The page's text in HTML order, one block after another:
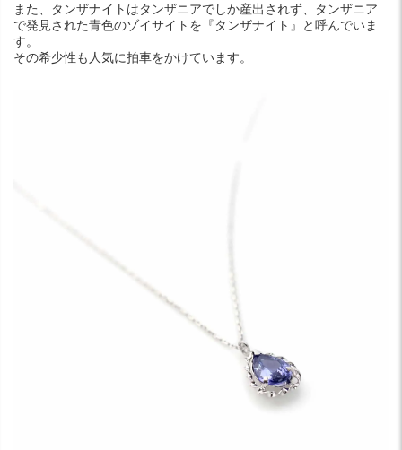
また、タンザナイトはタンザニアでしか産出されず、タンザニア
で発見された青色のゾイサイトを『タンザナイト』と呼んでいま
す。
その希少性も人気に拍車をかけています。